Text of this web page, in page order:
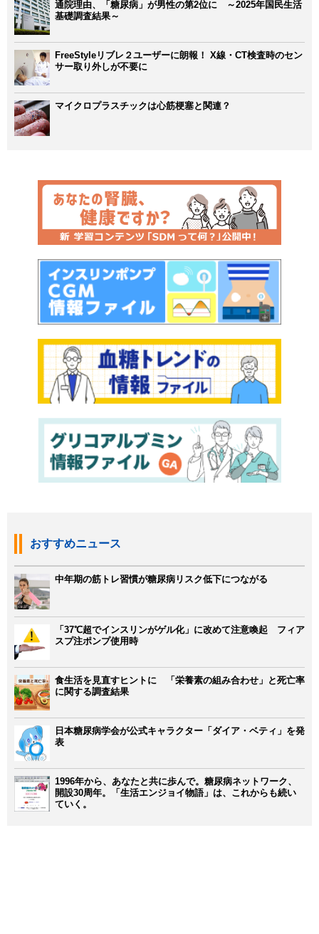
通院理由、「糖尿病」が男性の第2位に ～2025年国民生活
基礎調査結果～
FreeStyleリブレ２ユーザーに朗報！ X線・CT検査時のセン
サー取り外しが不要に
マイクロプラスチックは心筋梗塞と関連？
おすすめニュース
中年期の筋トレ習慣が糖尿病リスク低下につながる
「37℃超でインスリンがゲル化」に改めて注意喚起 フィア
スプ注ポンプ使用時
食生活を見直すヒントに 「栄養素の組み合わせ」と死亡率
に関する調査結果
日本糖尿病学会が公式キャラクター「ダイア・ベティ」を発
表
1996年から、あなたと共に歩んで。糖尿病ネットワーク、
開設30周年。「生活エンジョイ物語」は、これからも続い
ていく。